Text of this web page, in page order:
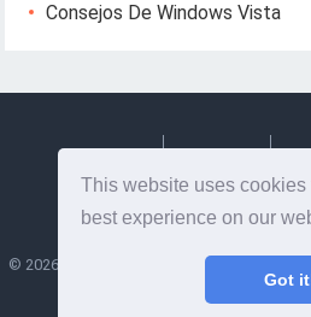
This website uses cookies
best experience on our
Got
Consejos De Windows Vista
© 2026 Lesptitesaffairesdemayl
-
web y desarrollo